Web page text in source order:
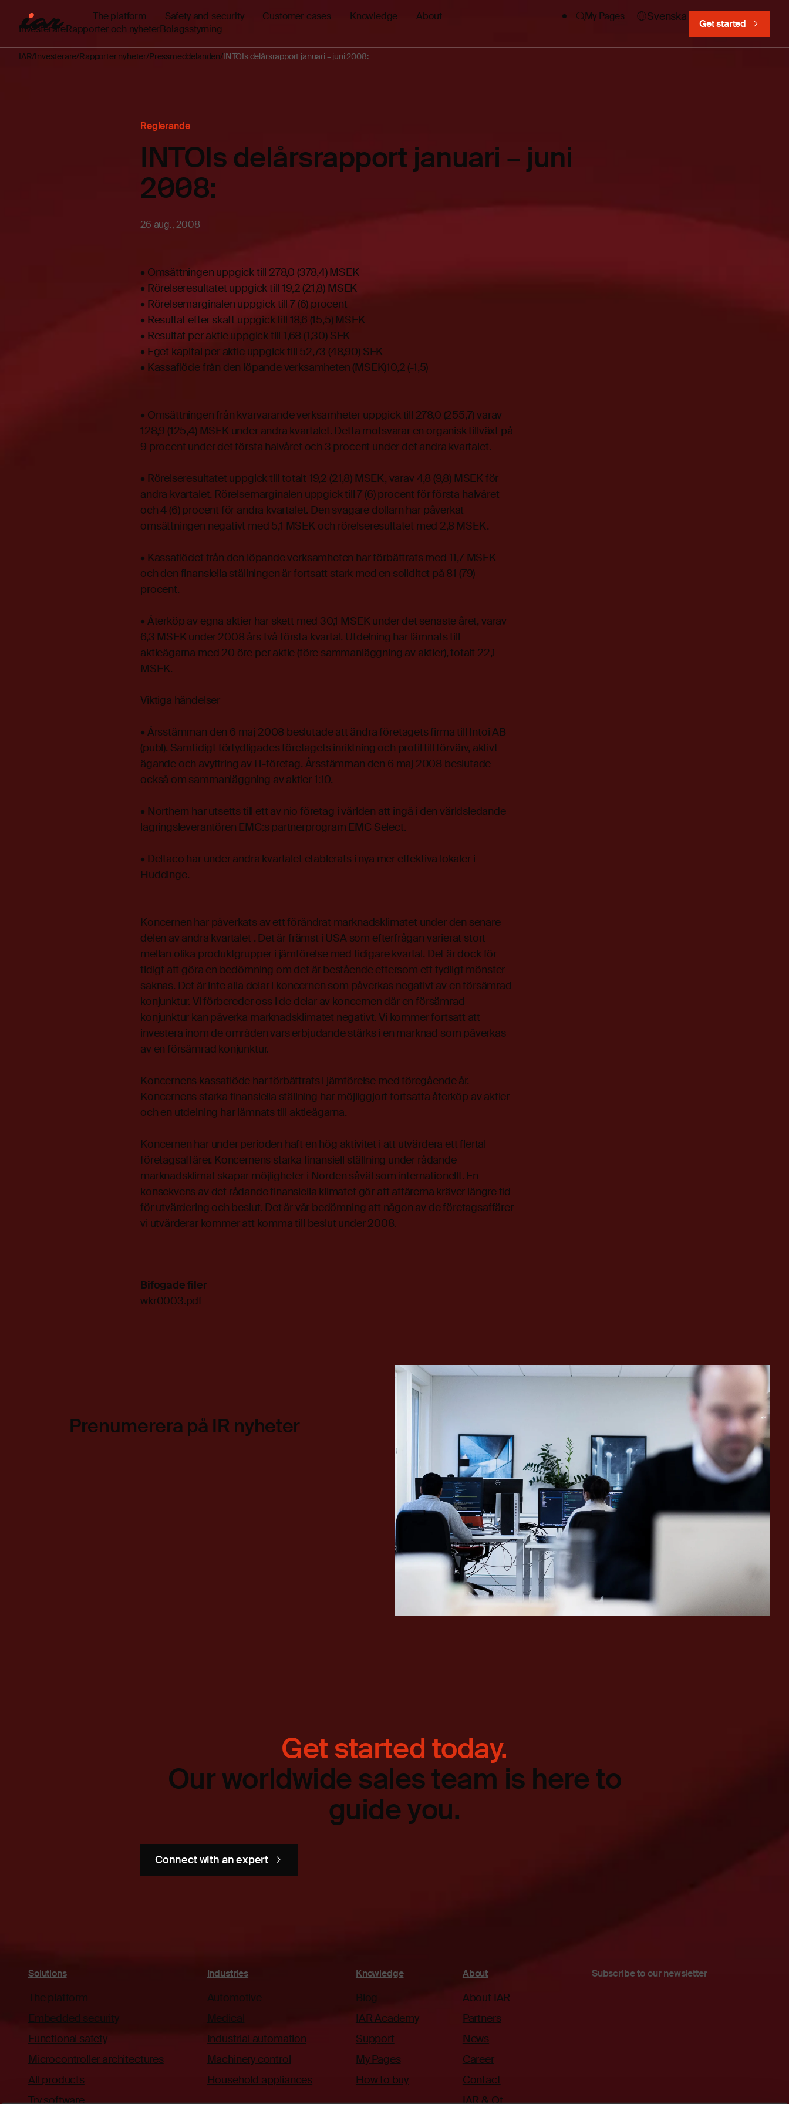
The platform Safety and security Customer cases Knowledge About My Pages Svenska
Get started
InvesterareRapporter och nyheterBolagsstyrning
IAR Investerare Rapporter nyheter Pressmeddelanden INTOIs delårsrapport januari – juni 2008:
Reglerande
INTOIs delårsrapport januari – juni
2008:
26 aug., 2008
• Omsättningen uppgick till 278,0 (378,4) MSEK
• Rörelseresultatet uppgick till 19,2 (21,8) MSEK
• Rörelsemarginalen uppgick till 7 (6) procent
• Resultat efter skatt uppgick till 18,6 (15,5) MSEK
• Resultat per aktie uppgick till 1,68 (1,30) SEK
• Eget kapital per aktie uppgick till 52,73 (48,90) SEK
• Kassaflöde från den löpande verksamheten (MSEK)10,2 (-1,5)
• Omsättningen från kvarvarande verksamheter uppgick till 278,0 (255,7) varav
128,9 (125,4) MSEK under andra kvartalet. Detta motsvarar en organisk tillväxt på
9 procent under det första halvåret och 3 procent under det andra kvartalet.
• Rörelseresultatet uppgick till totalt 19,2 (21,8) MSEK, varav 4,8 (9,8) MSEK för
andra kvartalet. Rörelsemarginalen uppgick till 7 (6) procent för första halvåret
och 4 (6) procent för andra kvartalet. Den svagare dollarn har påverkat
omsättningen negativt med 5,1 MSEK och rörelseresultatet med 2,8 MSEK.
• Kassaflödet från den löpande verksamheten har förbättrats med 11,7 MSEK
och den finansiella ställningen är fortsatt stark med en soliditet på 81 (79)
procent.
• Återköp av egna aktier har skett med 30,1 MSEK under det senaste året, varav
6,3 MSEK under 2008 års två första kvartal. Utdelning har lämnats till
aktieägarna med 20 öre per aktie (före sammanläggning av aktier), totalt 22,1
MSEK.
Viktiga händelser
• Årsstämman den 6 maj 2008 beslutade att ändra företagets firma till Intoi AB
(publ). Samtidigt förtydligades företagets inriktning och profil till förvärv, aktivt
ägande och avyttring av IT-företag. Årsstämman den 6 maj 2008 beslutade
också om sammanläggning av aktier 1:10.
• Northern har utsetts till ett av nio företag i världen att ingå i den världsledande
lagringsleverantören EMC:s partnerprogram EMC Select.
• Deltaco har under andra kvartalet etablerats i nya mer effektiva lokaler i
Huddinge.
Koncernen har påverkats av ett förändrat marknadsklimatet under den senare
delen av andra kvartalet . Det är främst i USA som efterfrågan varierat stort
mellan olika produktgrupper i jämförelse med tidigare kvartal. Det är dock för
tidigt att göra en bedömning om det är bestående eftersom ett tydligt mönster
saknas. Det är inte alla delar i koncernen som påverkas negativt av en försämrad
konjunktur. Vi förbereder oss i de delar av koncernen där en försämrad
konjunktur kan påverka marknadsklimatet negativt. Vi kommer fortsatt att
investera inom de områden vars erbjudande stärks i en marknad som påverkas
av en försämrad konjunktur.
Koncernens kassaflöde har förbättrats i jämförelse med föregående år.
Koncernens starka finansiella ställning har möjliggjort fortsatta återköp av aktier
och en utdelning har lämnats till aktieägarna.
Koncernen har under perioden haft en hög aktivitet i att utvärdera ett flertal
företagsaffärer. Koncernens starka finansiell ställning under rådande
marknadsklimat skapar möjligheter i Norden såväl som internationellt. En
konsekvens av det rådande finansiella klimatet gör att affärerna kräver längre tid
för utvärdering och beslut. Det är vår bedömning att någon av de företagsaffärer
vi utvärderar kommer att komma till beslut under 2008.
Bifogade filer
wkr0003.pdf
Prenumerera på IR nyheter
Get started today.
Our worldwide sales team is here to
guide you.
Connect with an expert
Solutions
The platform
Embedded security
Functional safety
Microcontroller architectures
All products
Try software
Industries
Automotive
Medical
Industrial automation
Machinery control
Household appliances
Knowledge
Blog
IAR Academy
Support
My Pages
How to buy
About
About IAR
Partners
News
Career
Contact
IAR & Qt
Subscribe to our newsletter